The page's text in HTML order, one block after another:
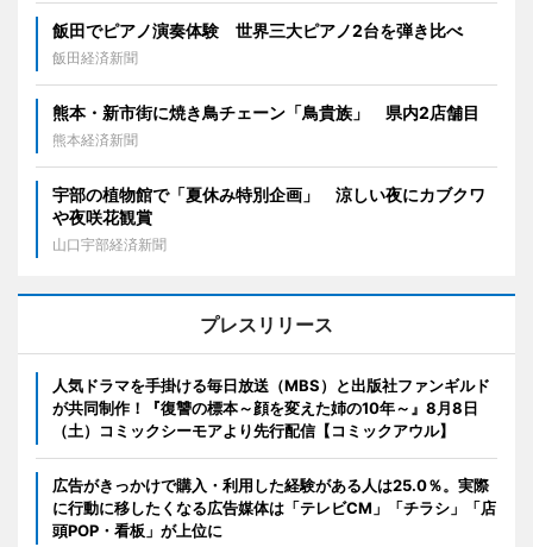
飯田でピアノ演奏体験 世界三大ピアノ2台を弾き比べ
飯田経済新聞
熊本・新市街に焼き鳥チェーン「鳥貴族」 県内2店舗目
熊本経済新聞
宇部の植物館で「夏休み特別企画」 涼しい夜にカブクワ
や夜咲花観賞
山口宇部経済新聞
プレスリリース
人気ドラマを手掛ける毎日放送（MBS）と出版社ファンギルド
が共同制作！『復讐の標本～顔を変えた姉の10年～』8月8日
（土）コミックシーモアより先行配信【コミックアウル】
広告がきっかけで購入・利用した経験がある人は25.0％。実際
に行動に移したくなる広告媒体は「テレビCM」「チラシ」「店
頭POP・看板」が上位に